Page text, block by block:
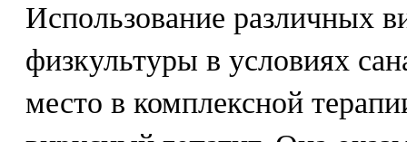
Использование различных
физкультуры в условиях
место в комплексной